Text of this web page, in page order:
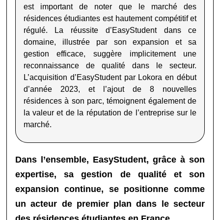
est important de noter que le marché des
résidences étudiantes est hautement compétitif et
régulé. La réussite d’EasyStudent dans ce
domaine, illustrée par son expansion et sa
gestion efficace, suggère implicitement une
reconnaissance de qualité dans le secteur.
L’acquisition d’EasyStudent par Lokora en début
d’année 2023, et l’ajout de 8 nouvelles
résidences à son parc, témoignent également de
la valeur et de la réputation de l’entreprise sur le
marché.
Dans l’ensemble, EasyStudent, grâce à son
expertise, sa gestion de qualité et son
expansion continue, se positionne comme
un acteur de premier plan dans le secteur